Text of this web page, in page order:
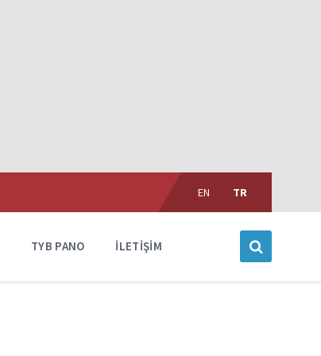
Choose
language:
EN TR
TYB PANO İLETIŞIM